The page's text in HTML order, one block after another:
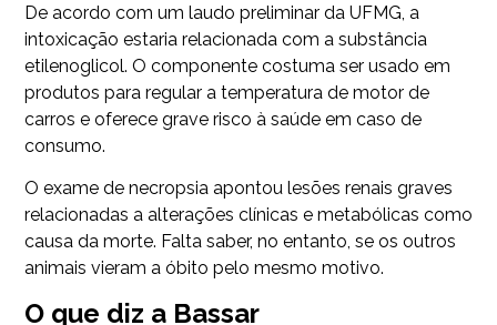
De acordo com um laudo preliminar da UFMG, a
intoxicação estaria relacionada com a substância
etilenoglicol. O componente costuma ser usado em
produtos para regular a temperatura de motor de
carros e oferece grave risco à saúde em caso de
consumo.
O exame de necropsia apontou lesões renais graves
relacionadas a alterações clínicas e metabólicas como
causa da morte. Falta saber, no entanto, se os outros
animais vieram a óbito pelo mesmo motivo.
O que diz a Bassar